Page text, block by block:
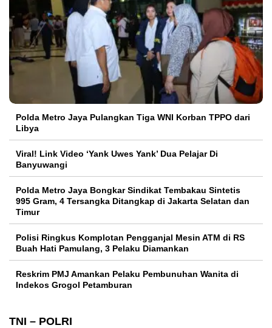
Polda Metro Jaya Pulangkan Tiga WNI Korban TPPO dari
Libya
Viral! Link Video ‘Yank Uwes Yank’ Dua Pelajar Di
Banyuwangi
Polda Metro Jaya Bongkar Sindikat Tembakau Sintetis
995 Gram, 4 Tersangka Ditangkap di Jakarta Selatan dan
Timur
Polisi Ringkus Komplotan Pengganjal Mesin ATM di RS
Buah Hati Pamulang, 3 Pelaku Diamankan
Reskrim PMJ Amankan Pelaku Pembunuhan Wanita di
Indekos Grogol Petamburan
TNI – POLRI